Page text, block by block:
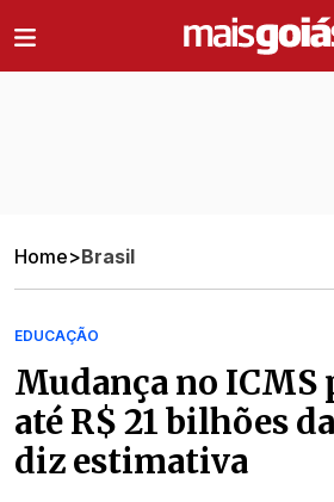
Home>Brasil
EDUCAÇÃO
Mudança no ICMS
até R$ 21 bilhões
diz estimativa